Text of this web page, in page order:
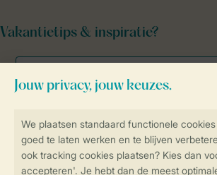
Veilig en snel online boeken
Vakantietips & inspiratie?